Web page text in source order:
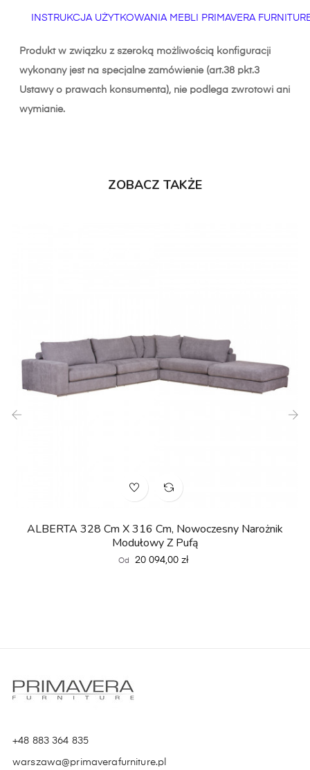
INSTRUKCJA UŻYTKOWANIA MEBLI PRIMAVERA
Produkt w związku z szeroką możliwością konfiguracji
wykonany jest na specjalne zamówienie (art.38 pkt.3
Ustawy o prawach konsumenta), nie podlega zwrotowi ani
wymianie.
ZOBACZ TAKŻE
ALBERTA 328 Cm X 316 Cm, Nowoczesny Narożnik
Modułowy Z Pufą
Od Cena
20 094,00 zł
+48 883 364 835
warszawa@primaverafurniture.pl